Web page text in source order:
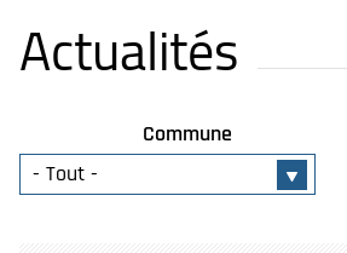
Actualités
Commune